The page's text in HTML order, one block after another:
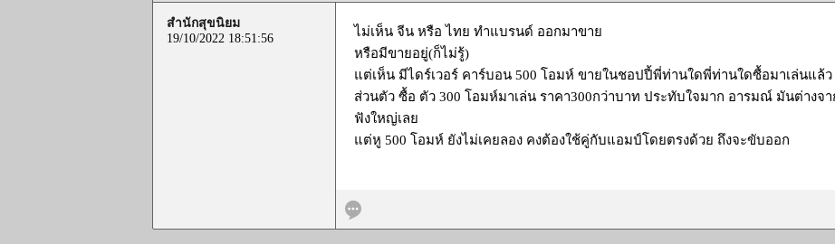
สำนักสุขนิยม
19/10/2022 18:51:56
ไม่เห็น จีน หรือ ไทย ทำแบรนด์ ออกมาขาย
หรือมีขายอยู่(ก็ไม่รู้)
แต่เห็น มีไดร์เวอร์ คาร์บอน 500 โอมห์ ขายในชอปปี้พี่ท่านใดพี่ท่านใดซื้อมาเล่นแล้
ส่วนตัว ซื้อ ตัว 300 โอมห์มาเล่น ราคา300กว่าบาท ประทับใจมาก อารมณ์ มันต่าง
ฟังใหญ่เลย
แต่หู 500 โอมห์ ยังไม่เคยลอง คงต้องใช้คู่กับแอมป์โดยตรงด้วย ถึงจะขับออก